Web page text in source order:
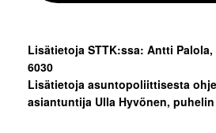
Lisätietoja STTK:ssa: Antti Palola,
6030
Lisätietoja asuntopoliittisesta
asiantuntija Ulla Hyvönen, puhelin